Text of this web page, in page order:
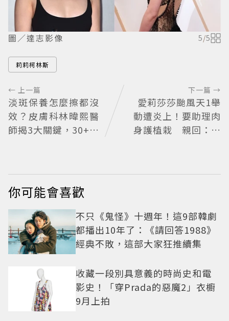
圖／達志影像 5/5
莉莉柯林斯
← 上一篇
淡斑保養怎麼擦都沒
效？皮膚科林暐熙醫
師揭3大關鍵，30+女
下一篇 →
愛莉莎莎颱風天1舉
動遭炎上！要助理肉
身護植栽 親回：不
你可能會喜歡
不只《鬼怪》十週年！這9部韓劇
都播出10年了：《請回答1988》
經典不敗，這部大家狂推續集
收藏一段別具意義的時尚史和電
影史！「穿Prada的惡魔2」衣櫥
9月上拍